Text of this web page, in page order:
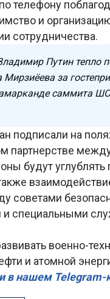
телефону
и
сотрудничества.
Путин тепло
за
саммита
подписали на
партнерстве
будут
советами
специальными
военно-
и атомной
в нашем Telegram-